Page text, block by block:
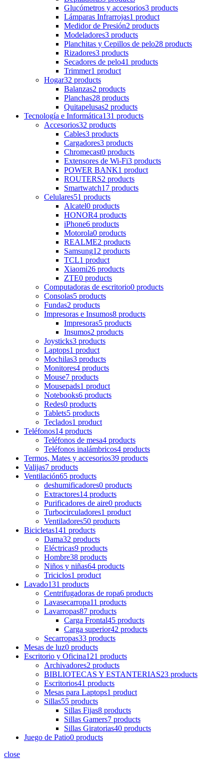
Glucómetros y accesorios3 products
Lámparas Infrarrojas1 product
Medidor de Presión2 products
Modeladores3 products
Planchitas y Cepillos de pelo28 products
Rizadores3 products
Secadores de pelo41 products
Trimmer1 product
Hogar32 products
Balanzas2 products
Planchas28 products
Quitapelusas2 products
Tecnología e Informática131 products
Accesorios32 products
Cables3 products
Cargadores3 products
Chromecast0 products
Extensores de Wi-Fi3 products
POWER BANK1 product
ROUTERS2 products
Smartwatch17 products
Celulares51 products
Alcatel0 products
HONOR4 products
iPhone6 products
Motorola0 products
REALME2 products
Samsung12 products
TCL1 product
Xiaomi26 products
ZTE0 products
Computadoras de escritorio0 products
Consolas5 products
Fundas2 products
Impresoras e Insumos8 products
Impresoras5 products
Insumos2 products
Joysticks3 products
Laptops1 product
Mochilas3 products
Monitores4 products
Mouse7 products
Mousepads1 product
Notebooks6 products
Redes0 products
Tablets5 products
Teclados1 product
Teléfonos14 products
Teléfonos de mesa4 products
Teléfonos inalámbricos4 products
Termos, Mates y accesorios39 products
Valijas7 products
Ventilación65 products
deshumificadores0 products
Extractores14 products
Purificadores de aire0 products
Turbocirculadores1 product
Ventiladores50 products
Bicicletas141 products
Dama32 products
Eléctricas9 products
Hombre38 products
Niños y niñas64 products
Triciclos1 product
Lavado131 products
Centrifugadoras de ropa6 products
Lavasecarropa11 products
Lavarropas87 products
Carga Frontal45 products
Carga superior42 products
Secarropas33 products
Mesas de luz0 products
Escritorio y Oficina121 products
Archivadores2 products
BIBLIOTECAS Y ESTANTERIAS23 products
Escritorios41 products
Mesas para Laptops1 product
Sillas55 products
Sillas Fijas8 products
Sillas Gamers7 products
Sillas Giratorias40 products
Juego de Patio0 products
close